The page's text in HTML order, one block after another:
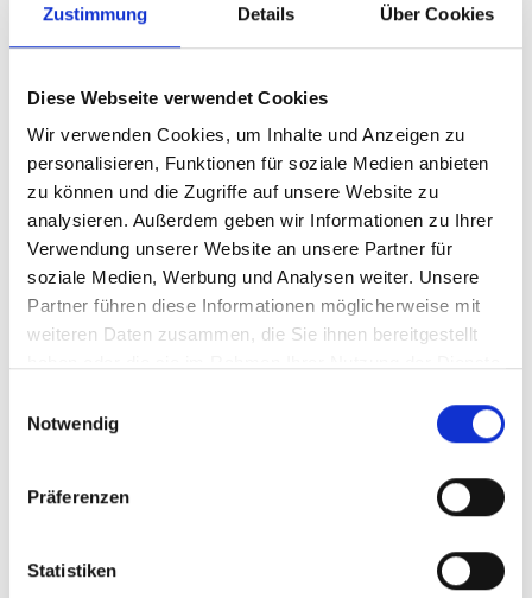
Zustimmung Details Über Cookies
Diese Webseite verwendet Cookies
Wir verwenden Cookies, um Inhalte und Anzeigen zu
personalisieren, Funktionen für soziale Medien anbieten
zu können und die Zugriffe auf unsere Website zu
analysieren. Außerdem geben wir Informationen zu Ihrer
Verwendung unserer Website an unsere Partner für
soziale Medien, Werbung und Analysen weiter. Unsere
Partner führen diese Informationen möglicherweise mit
weiteren Daten zusammen, die Sie ihnen bereitgestellt
Notwendig
Präferenzen
Statistiken
drzwi w Anröchte.
Budowa nowej hali logistycznej dla oddziału technologii
bram i drzwi, Anröchte
Postrzegamy siebie również jako partnera serwisowego i
logistycznego dla naszych klientów, dlatego budujemy halę
logistyczną specjalnie dla naszych klientów z sektora bram
przemysłowych i garażowych.
2006
Firma Brand Springs Poland (BSP) z siedzibą w Katowicach
naszych klientów w Europie Wschodniej i dalszego